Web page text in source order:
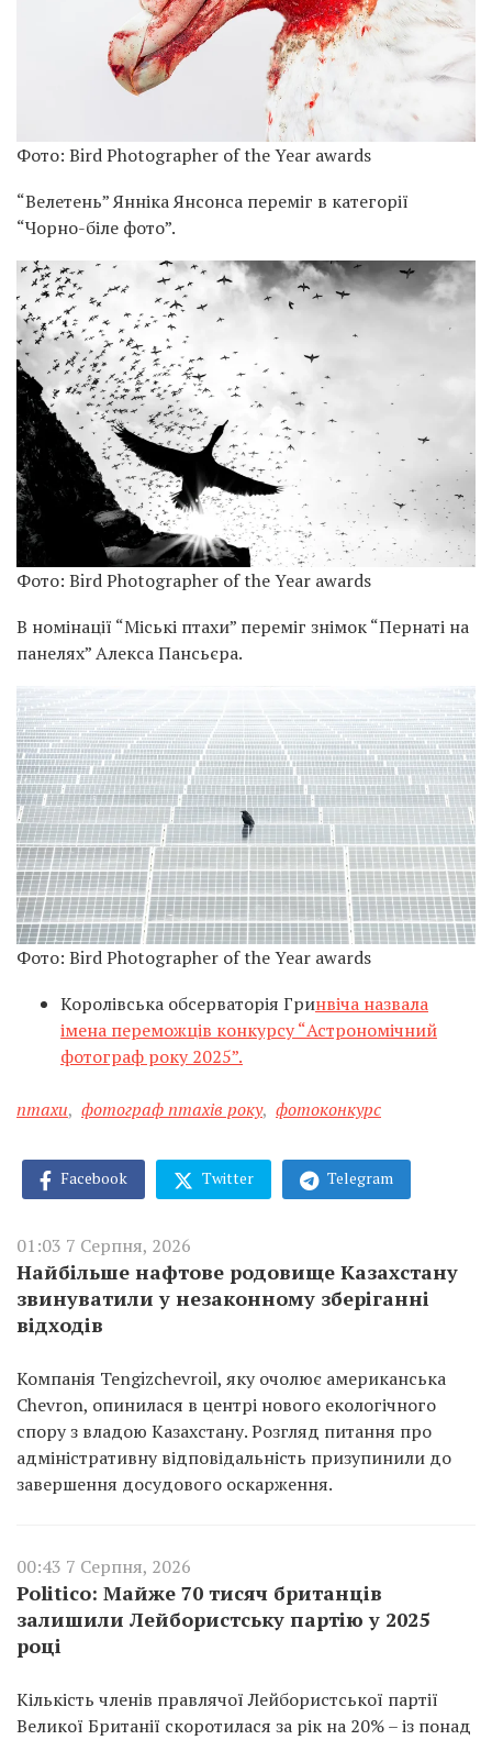
Фото: Bird Photographer of the Year awards
“Велетень” Янніка Янсонса переміг в категорії
“Чорно-біле фото”.
Фото: Bird Photographer of the Year awards
В номінації “Міські птахи” переміг знімок “Пернаті на
панелях” Алекса Пансьєра.
Фото: Bird Photographer of the Year awards
Королівська обсерваторія Гринвіча назвала
імена переможців конкурсу “Астрономічний
фотограф року 2025”.
птахи, фотограф птахів року, фотоконкурс
Facebook Twitter Telegram
01:03 7 Серпня, 2026
Найбільше нафтове родовище Казахстану
звинуватили у незаконному зберіганні
відходів
Компанія Tengizchevroil, яку очолює американська
Chevron, опинилася в центрі нового екологічного
спору з владою Казахстану. Розгляд питання про
адміністративну відповідальність призупинили до
завершення досудового оскарження.
00:43 7 Серпня, 2026
Politico: Майже 70 тисяч британців
залишили Лейбористську партію у 2025
році
Кількість членів правлячої Лейбористської партії
Великої Британії скоротилася за рік на 20% – із понад